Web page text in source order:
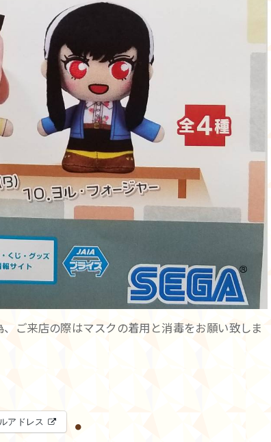
ご来店の際はマスクの着用と消毒をお願い致しま
アドレス